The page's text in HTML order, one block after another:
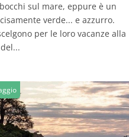
sul mare, eppure è un
verde... e azzurro.
per le loro vacanze alla